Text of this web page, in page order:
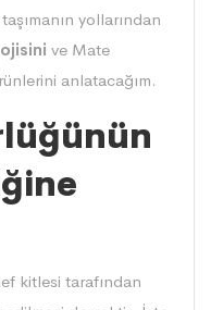
yollarından
ve Mate
anlatacağım.
kitlesi tarafından